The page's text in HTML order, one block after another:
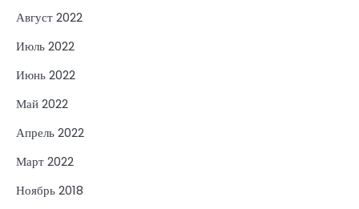
Август 2022
Июль 2022
Июнь 2022
Май 2022
Апрель 2022
Март 2022
Ноябрь 2018